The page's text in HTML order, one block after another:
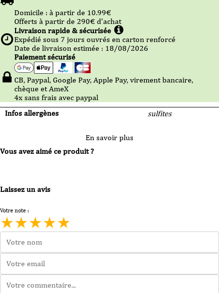
Infos allergènes sulfites
Domicile : à partir de 10.99€
Offerts à partir de 290€ d’achat
Livraison rapide & sécurisée
Expédié sous 7 jours ouvrés en carton renforcé
Date de livraison estimée : 18/08/2026
Paiement sécurisé
CB, Paypal, Google Pay, Apple Pay, virement bancaire,
chèque et AmeX
4x sans frais avec paypal
En savoir plus
Vous avez aimé ce produit ?
Laissez un avis
Votre note :
★★★★★